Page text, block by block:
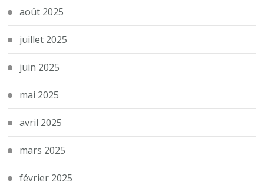
août 2025
juillet 2025
juin 2025
mai 2025
avril 2025
mars 2025
février 2025